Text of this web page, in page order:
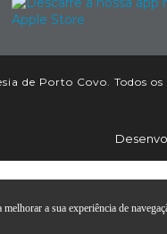
de Porto Covo. Todos os
a sua experiência de